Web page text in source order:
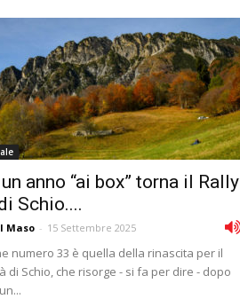
anno “ai box” torna il Rally
Schio....
Maso - 15 Settembre 2025
numero 33 è quella della rinascita per il
di Schio, che risorge - si fa per dire - dopo